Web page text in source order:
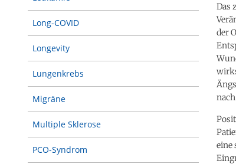
Long-COVID
Longevity
Lungenkrebs
Migräne
Multiple Sklerose
PCO-Syndrom
Das
der
eine